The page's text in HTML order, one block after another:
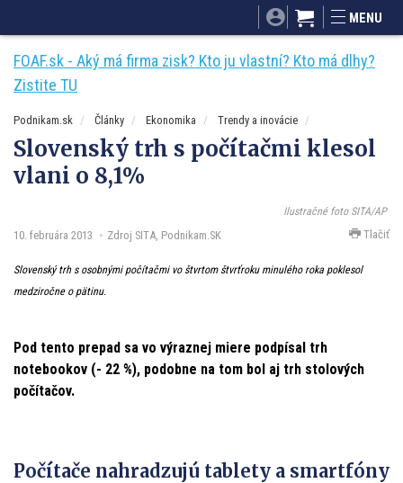
Mnamky-recepty.sk
MENU
FOAF.sk - Aký má firma zisk? Kto ju vlastní? Kto má dlhy?
Zistite TU
Podnikam.sk Články Ekonomika Trendy a inovácie
Slovenský trh s počítačmi klesol
vlani o 8,1%
Ilustračné foto SITA/AP
10. februára 2013 Zdroj SITA, Podnikam.SK Tlačiť
Slovenský trh s osobnými počítačmi vo štvrtom štvrťroku minulého roka poklesol
medziročne o pätinu.
Pod tento prepad sa vo výraznej miere podpísal trh
notebookov (- 22 %), podobne na tom bol aj trh stolových
počítačov.
Počítače nahradzujú tablety a smartfóny